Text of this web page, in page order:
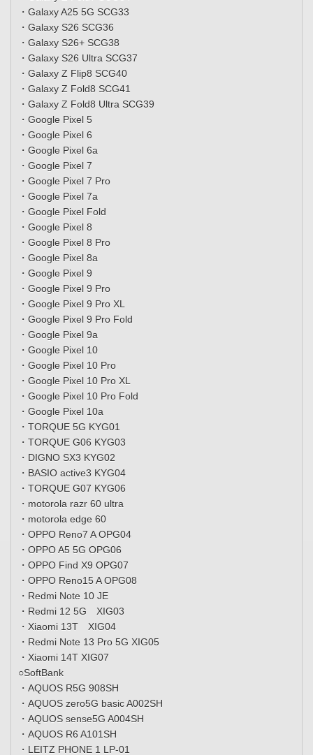
・Galaxy A25 5G SCG33
・Galaxy S26 SCG36
・Galaxy S26+ SCG38
・Galaxy S26 Ultra SCG37
・Galaxy Z Flip8 SCG40
・Galaxy Z Fold8 SCG41
・Galaxy Z Fold8 Ultra SCG39
・Google Pixel 5
・Google Pixel 6
・Google Pixel 6a
・Google Pixel 7
・Google Pixel 7 Pro
・Google Pixel 7a
・Google Pixel Fold
・Google Pixel 8
・Google Pixel 8 Pro
・Google Pixel 8a
・Google Pixel 9
・Google Pixel 9 Pro
・Google Pixel 9 Pro XL
・Google Pixel 9 Pro Fold
・Google Pixel 9a
・Google Pixel 10
・Google Pixel 10 Pro
・Google Pixel 10 Pro XL
・Google Pixel 10 Pro Fold
・Google Pixel 10a
・TORQUE 5G KYG01
・TORQUE G06 KYG03
・DIGNO SX3 KYG02
・BASIO active3 KYG04
・TORQUE G07 KYG06
・motorola razr 60 ultra
・motorola edge 60
・OPPO Reno7 A OPG04
・OPPO A5 5G OPG06
・OPPO Find X9 OPG07
・OPPO Reno15 A OPG08
・Redmi Note 10 JE
・Redmi 12 5G XIG03
・Xiaomi 13T XIG04
・Redmi Note 13 Pro 5G XIG05
・Xiaomi 14T XIG07
○SoftBank
・AQUOS R5G 908SH
・AQUOS zero5G basic A002SH
・AQUOS sense5G A004SH
・AQUOS R6 A101SH
・LEITZ PHONE 1 LP-01